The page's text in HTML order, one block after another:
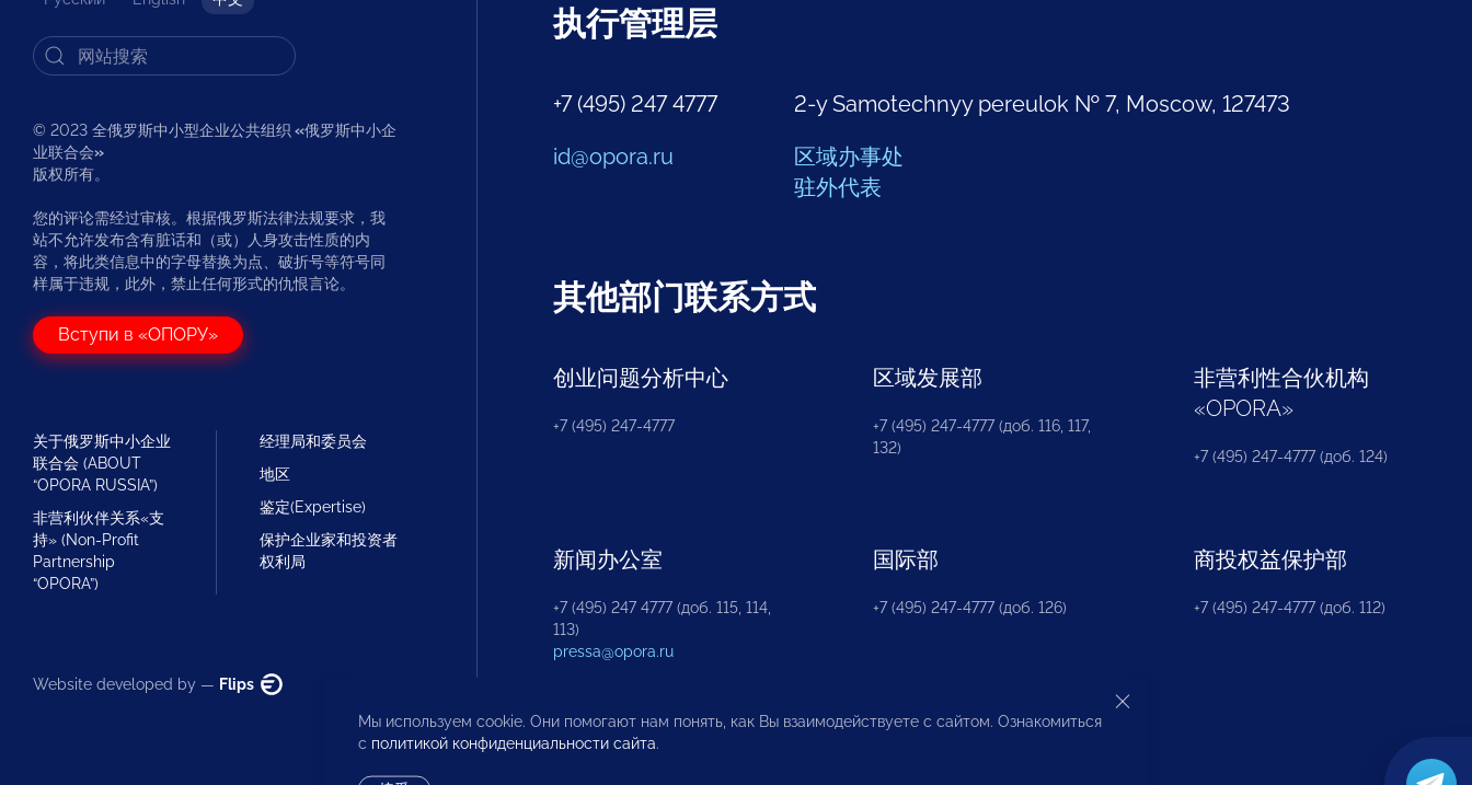
© 2023 全俄罗斯中小型企业公共组织 «俄罗斯中小企
业联合会»
版权所有。
您的评论需经过审核。根据俄罗斯法律法规要求，我
站不允许发布含有脏话和（或）人身攻击性质的内
容，将此类信息中的字母替换为点、破折号等符号同
样属于违规，此外，禁止任何形式的仇恨言论。
Вступи в «ОПОРУ»
关于俄罗斯中小企业
联合会 (ABOUT
“OPORA RUSSIA”)
非营利伙伴关系«支
持» (Non-Profit
Partnership
“OPORA”)
经理局和委员会
地区
鉴定(Expertise)
保护企业家和投资者
权利局
Website developed by — Flips
执行管理层
+7 (495) 247 4777
id@opora.ru
2-y Samotechnyy pereulok № 7, Moscow, 127473
区域办事处
驻外代表
其他部门联系方式
创业问题分析中心
+7 (495) 247-4777
区域发展部
+7 (495) 247-4777 (доб. 116, 117,
132)
非营利性合伙机构
«OPORA»
+7 (495) 247-4777 (доб. 124)
新闻办公室
+7 (495) 247 4777 (доб. 115, 114,
113)
pressa@opora.ru
国际部
+7 (495) 247-4777 (доб. 126)
商投权益保护部
+7 (495) 247-4777 (доб. 112)
Мы используем cookie. Они помогают нам понять, как Вы взаимодействуете с сайтом. Ознакомиться
с политикой конфиденциальности сайта.